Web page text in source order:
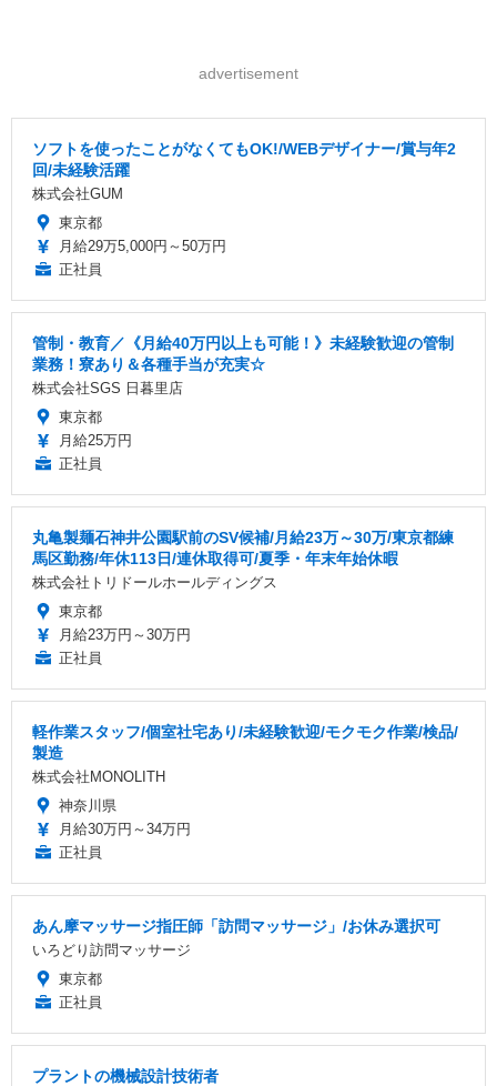
advertisement
ソフトを使ったことがなくてもOK!/WEBデザイナー/賞与年2
回/未経験活躍
株式会社GUM
東京都
月給29万5,000円～50万円
正社員
管制・教育／《月給40万円以上も可能！》未経験歓迎の管制
業務！寮あり＆各種手当が充実☆
株式会社SGS 日暮里店
東京都
月給25万円
正社員
丸亀製麺石神井公園駅前のSV候補/月給23万～30万/東京都練
馬区勤務/年休113日/連休取得可/夏季・年末年始休暇
株式会社トリドールホールディングス
東京都
月給23万円～30万円
正社員
軽作業スタッフ/個室社宅あり/未経験歓迎/モクモク作業/検品/
製造
株式会社MONOLITH
神奈川県
月給30万円～34万円
正社員
あん摩マッサージ指圧師「訪問マッサージ」/お休み選択可
いろどり訪問マッサージ
東京都
正社員
プラントの機械設計技術者